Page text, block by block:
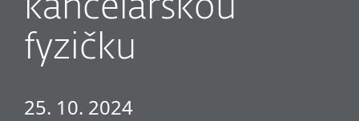
kancelářskou
fyzičku
25. 10. 2024